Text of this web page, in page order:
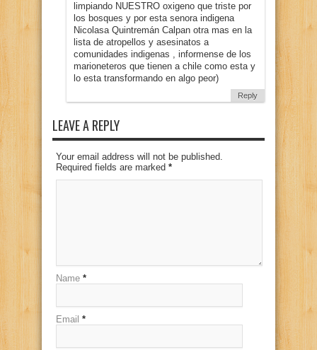
limpiando NUESTRO oxigeno que triste por
los bosques y por esta senora indigena
Nicolasa Quintremán Calpan otra mas en la
lista de atropellos y asesinatos a
comunidades indigenas , informense de los
marioneteros que tienen a chile como esta y
lo esta transformando en algo peor)
Reply
LEAVE A REPLY
Your email address will not be published.
Required fields are marked *
Name *
Email *